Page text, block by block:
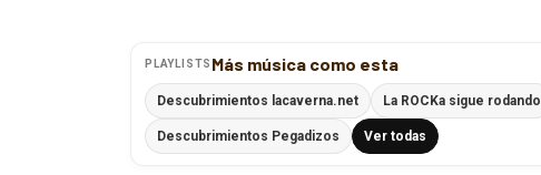
PLAYLISTS Más música como esta
Descubrimientos lacaverna.net La ROCKa sigue rodando
Descubrimientos Pegadizos Ver todas